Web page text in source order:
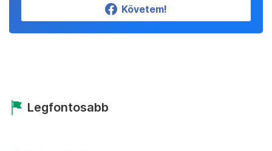
Követem!
Legfontosabb